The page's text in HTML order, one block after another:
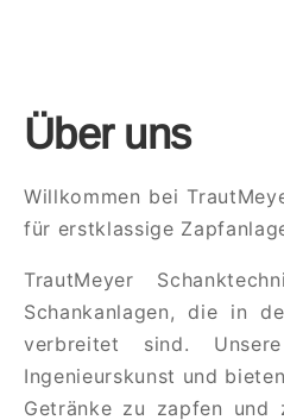
Über uns
Willkommen bei
für erstklassige
TrautMeyer
Schankanlagen, die in
verbreitet sind.
Ingenieurskunst und
Getränke zu zapfen und